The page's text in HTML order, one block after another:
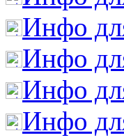
Инфо
Инфо
Инфо
Инфо